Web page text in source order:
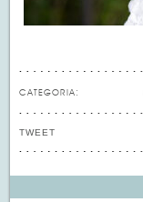
CATEGORIA:
TWEET